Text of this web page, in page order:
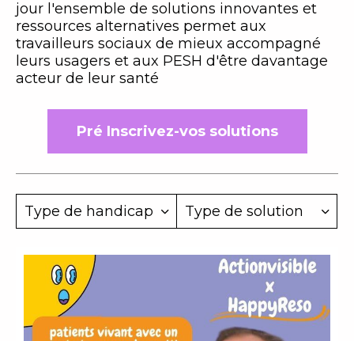
jour l'ensemble de solutions innovantes et
ressources alternatives permet aux
travailleurs sociaux de mieux accompagné
leurs usagers et aux PESH d'être davantage
acteur de leur santé
Pré Inscrivez-vos solutions
Type de handicap Type de solution